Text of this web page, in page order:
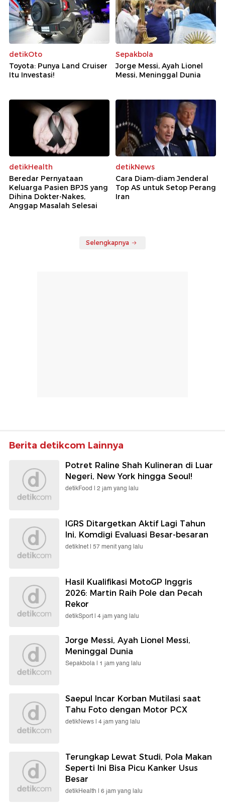
detikOto
Toyota: Punya Land Cruiser
Itu Investasi!
Sepakbola
Jorge Messi, Ayah Lionel
Messi, Meninggal Dunia
detikHealth
Beredar Pernyataan
Keluarga Pasien BPJS yang
Dihina Dokter-Nakes,
Anggap Masalah Selesai
detikNews
Cara Diam-diam Jenderal
Top AS untuk Setop Perang
Iran
Selengkapnya
Berita detikcom Lainnya
Potret Raline Shah Kulineran di Luar
Negeri, New York hingga Seoul!
detikFood | 2 jam yang lalu
IGRS Ditargetkan Aktif Lagi Tahun
Ini, Komdigi Evaluasi Besar-besaran
detikInet | 57 menit yang lalu
Hasil Kualifikasi MotoGP Inggris
2026: Martin Raih Pole dan Pecah
Rekor
detikSport | 4 jam yang lalu
Jorge Messi, Ayah Lionel Messi,
Meninggal Dunia
Sepakbola | 1 jam yang lalu
Saepul Incar Korban Mutilasi saat
Tahu Foto dengan Motor PCX
detikNews | 4 jam yang lalu
Terungkap Lewat Studi, Pola Makan
Seperti Ini Bisa Picu Kanker Usus
Besar
detikHealth | 6 jam yang lalu